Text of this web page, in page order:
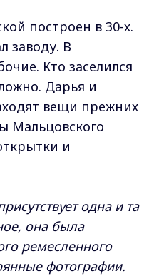
построен в 30-х.
заводу. В
Кто заселился
Дарья и
вещи прежних
Мальцовского
и
одна и та
она была
ремесленного
фотографии.